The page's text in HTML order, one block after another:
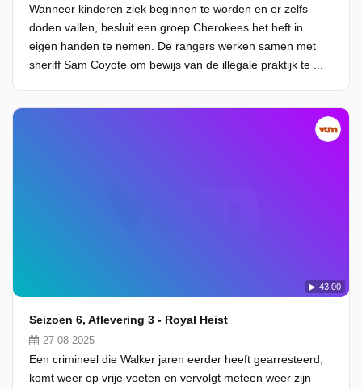
Wanneer kinderen ziek beginnen te worden en er zelfs
doden vallen, besluit een groep Cherokees het heft in
eigen handen te nemen. De rangers werken samen met
sheriff Sam Coyote om bewijs van de illegale praktijk te ...
43:00
Seizoen 6, Aflevering 3 - Royal Heist
27-08-2025
Een crimineel die Walker jaren eerder heeft gearresteerd,
komt weer op vrije voeten en vervolgt meteen weer zijn